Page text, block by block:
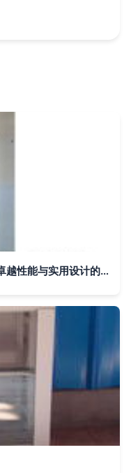
跃图豪华网络服务器机柜T61142 卓越性能与实用设计的完美融合